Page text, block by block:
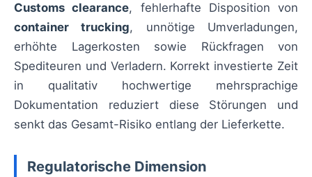
Customs clearance, fehlerhafte Disposition von
container trucking, unnötige Umverladungen,
erhöhte Lagerkosten sowie Rückfragen von
Spediteuren und Verladern. Korrekt investierte Zeit
in qualitativ hochwertige mehrsprachige
Dokumentation reduziert diese Störungen und
senkt das Gesamt-Risiko entlang der Lieferkette.
Regulatorische Dimension